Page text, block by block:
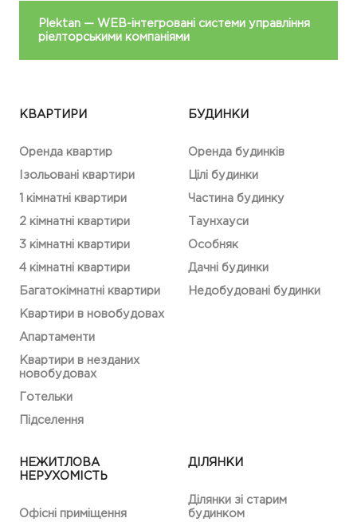
Plektan — WEB-інтегровані системи управління
ріелторськими компаніями
КВАРТИРИ
Оренда квартир
Ізольовані квартири
1 кімнатні квартири
2 кімнатні квартири
3 кімнатні квартири
4 кімнатні квартири
Багатокімнатні квартири
Квартири в новобудовах
Апартаменти
Квартири в незданих
новобудовах
Готельки
Підселення
БУДИНКИ
Оренда будинків
Цілі будинки
Частина будинку
Таунхауси
Особняк
Дачні будинки
Недобудовані будинки
НЕЖИТЛОВА
НЕРУХОМІСТЬ
Офісні приміщення
ДІЛЯНКИ
Ділянки зі старим
будинком